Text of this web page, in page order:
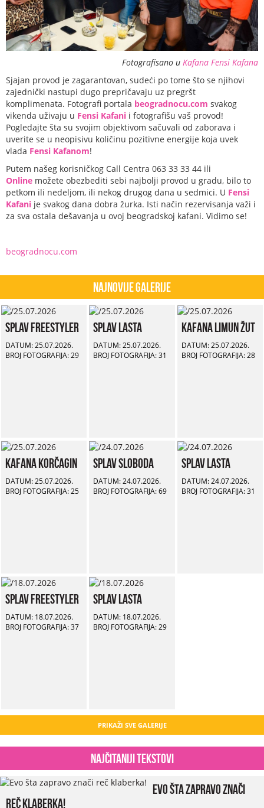
Fotografisano u Kafana Fensi Kafana
Sjajan provod je zagarantovan, sudeći po tome što se njihovi
zajednički nastupi dugo prepričavaju uz pregršt
komplimenata. Fotografi portala beogradnocu.com svakog
vikenda uživaju u Fensi Kafani i fotografišu vaš provod!
Pogledajte šta su svojim objektivom sačuvali od zaborava i
uverite se u neopisivu količinu pozitivne energije koja uvek
vlada Fensi Kafanom!
Putem našeg korisničkog Call Centra 063 33 33 44 ili
Online možete obezbediti sebi najbolji provod u gradu, bilo to
petkom ili nedeljom, ili nekog drugog dana u sedmici. U Fensi
Kafani je svakog dana dobra žurka. Isti način rezervisanja važi i
za sva ostala dešavanja u ovoj beogradskoj kafani. Vidimo se!
beogradnocu.com
Najnovije Galerije
Splav Freestyler
DATUM: 25.07.2026.
BROJ FOTOGRAFIJA: 29
Splav Lasta
DATUM: 25.07.2026.
BROJ FOTOGRAFIJA: 31
Kafana Limun Žut
DATUM: 25.07.2026.
BROJ FOTOGRAFIJA: 28
Kafana Korčagin
DATUM: 25.07.2026.
BROJ FOTOGRAFIJA: 25
Splav Sloboda
DATUM: 24.07.2026.
BROJ FOTOGRAFIJA: 69
Splav Lasta
DATUM: 24.07.2026.
BROJ FOTOGRAFIJA: 31
Splav Freestyler
DATUM: 18.07.2026.
BROJ FOTOGRAFIJA: 37
Splav Lasta
DATUM: 18.07.2026.
BROJ FOTOGRAFIJA: 29
PRIKAŽI SVE GALERIJE
Najčitaniji tekstovi
Evo šta zapravo znači
reč klaberka!